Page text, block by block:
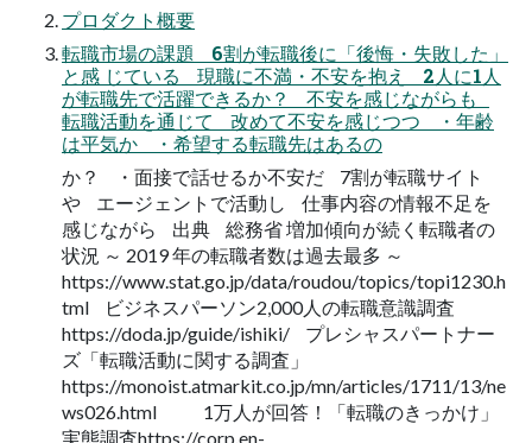
プロダクト概要
転職市場の課題 6割が転職後に「後悔・失敗した」
と感 じている 現職に不満・不安を抱え 2人に1人
が転職先で活躍できるか？ 不安を感じながらも
転職活動を通じて 改めて不安を感じつつ ・年齢
は平気か ・希望する転職先はあるの
か？ ・面接で話せるか不安だ 7割が転職サイト
や エージェントで活動し 仕事内容の情報不足を
感じながら 出典 総務省 増加傾向が続く転職者の
状況 ～ 2019 年の転職者数は過去最多 ～
https://www.stat.go.jp/data/roudou/topics/topi1230.h
tml ビジネスパーソン2,000人の転職意識調査
https://doda.jp/guide/ishiki/ プレシャスパートナー
ズ「転職活動に関する調査」
https://monoist.atmarkit.co.jp/mn/articles/1711/13/ne
ws026.html 1万人が回答！「転職のきっかけ」
実態調査https://corp.en-